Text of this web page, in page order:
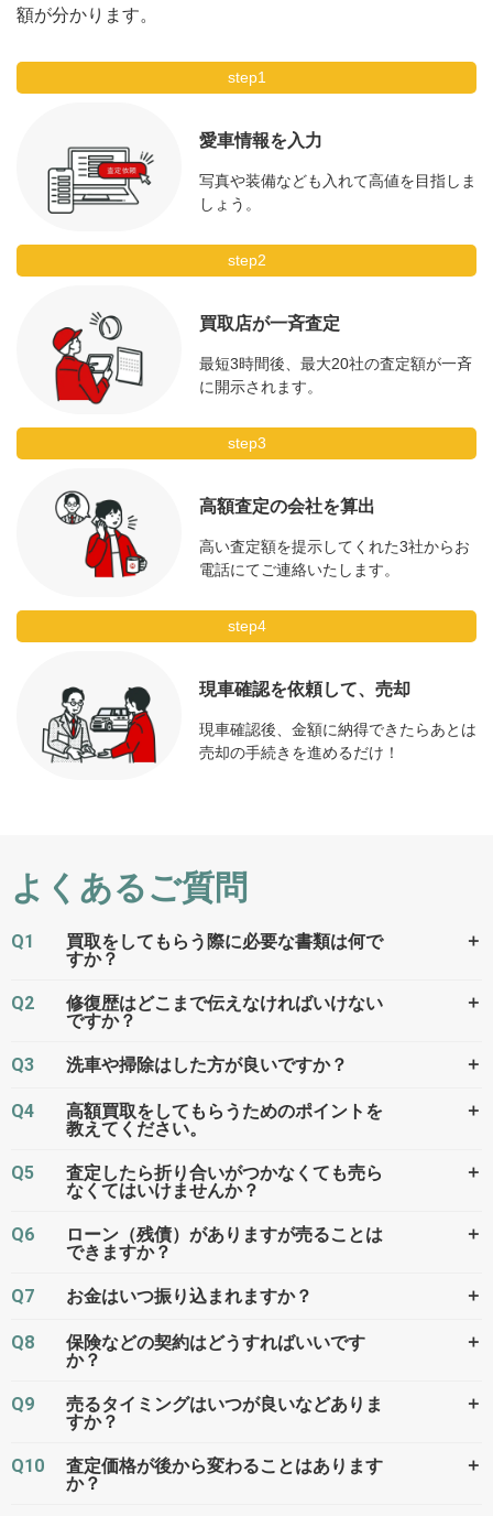
ハイブリッド S450 エクスク
ハイブリッド S450 エクスク
MOTA
ハイブリッド S450 ロング
(ISG搭載モデル)
198.9万円 ～ 1,260万円
MOTA
ハイブリッド S450d 4マチッ
ハイブリッド S500 4マチック 216.8万円 ～ 1,224万円
MOTA
車買取査定
(ISG搭載モデル)
ハイブリッド S500 4マチック
216.8万円 ～ 1,224万円
車買取査定
に申込む
ハイブリッド S500 4マチック
ロング (ISG搭載モデル)
MOTA
に申込む
ハイブリッド S500 4マチック
ロング ファーストエディショ
MOTA
に申込む
ハイブリッド S580 4マチック
ロング
216.8万円 ～ 1,224万円
ハイブリッド S580 4マチック
ロング ナイトエディション
ハイブリッド ロング 23.3万円 ～ 265.4万円
額が分かります。
step1
愛車情報を入力
写真や装備なども入れて高値を目指しま
しょう。
step2
買取店が一斉査定
最短3時間後、最大20社の査定額が一斉
に開示されます。
step3
高額査定の会社を算出
高い査定額を提示してくれた3社からお
電話にてご連絡いたします。
step4
現車確認を依頼して、売却
現車確認後、金額に納得できたらあとは
売却の手続きを進めるだけ！
よくあるご質問
Q1
買取をしてもらう際に必要な書類は何で
すか？
＋
Q2
修復歴はどこまで伝えなければいけない
ですか？
＋
Q3 洗車や掃除はした方が良いですか？ ＋
Q4
高額買取をしてもらうためのポイントを
教えてください。
＋
Q5
査定したら折り合いがつかなくても売ら
なくてはいけませんか？
＋
Q6
ローン（残債）がありますが売ることは
できますか？
＋
Q7 お金はいつ振り込まれますか？ ＋
Q8
保険などの契約はどうすればいいです
か？
＋
Q9
売るタイミングはいつが良いなどありま
すか？
＋
Q10
査定価格が後から変わることはあります
か？
＋